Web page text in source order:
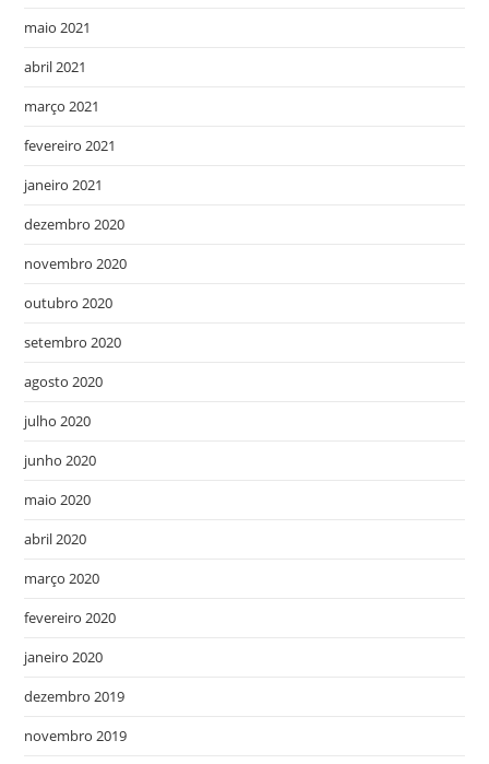
maio 2021
abril 2021
março 2021
fevereiro 2021
janeiro 2021
dezembro 2020
novembro 2020
outubro 2020
setembro 2020
agosto 2020
julho 2020
junho 2020
maio 2020
abril 2020
março 2020
fevereiro 2020
janeiro 2020
dezembro 2019
novembro 2019